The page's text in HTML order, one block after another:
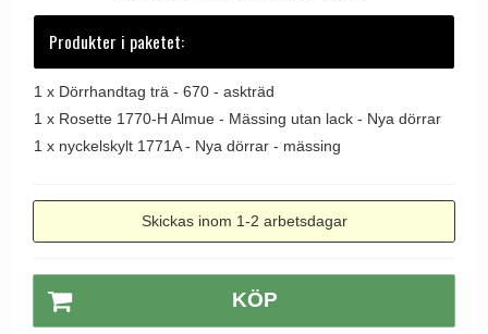
Terrass- och fönsterhandtag
Trädörrhandtag på långskylt
Dörrhandtag Utomhus
Produkter i paketet:
1 x Dörrhandtag trä - 670 - askträd
1 x Rosette 1770-H Almue - Mässing utan lack - Nya dörrar
1 x nyckelskylt 1771A - Nya dörrar - mässing
Skickas inom 1-2 arbetsdagar
KÖP